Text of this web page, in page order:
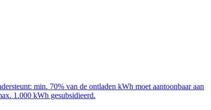
min. 70% van de ontladen kWh moet aantoonbaar aan
1.000 kWh gesubsidieerd.